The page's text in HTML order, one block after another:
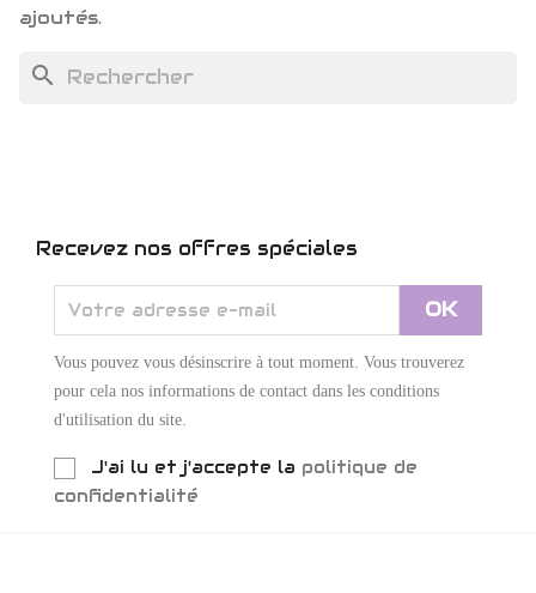
ajoutés.
search
Recevez nos offres spéciales
Vous pouvez vous désinscrire à tout moment. Vous trouverez
pour cela nos informations de contact dans les conditions
d'utilisation du site.
J'ai lu et j'accepte la politique de
confidentialité